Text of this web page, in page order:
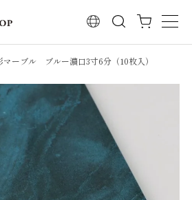
検索
マーブル ブルー濃口3寸6分（10枚入）